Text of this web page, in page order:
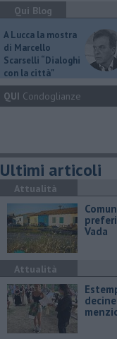
Qui Blog
A Lucca la mostra
di Marcello
Scarselli “Dialoghi
con la città"
QUI Condoglianze
Ultimi articoli
Attualità
Vada
Attualità